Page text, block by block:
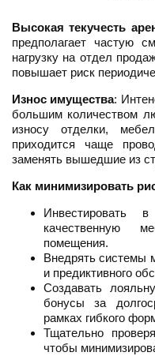
Высокая текучесть
предполагает частую
нагрузку на отдел
повышает риск
Износ имущества:
большим количеством
износу отделки,
приходится чаще
заменять вышедшие из
Как минимизировать
Инвестировать
качественную
помещения.
Внедрять системы
и предиктивного
Создавать
бонусы за
рамках гибкого
Тщательно
чтобы